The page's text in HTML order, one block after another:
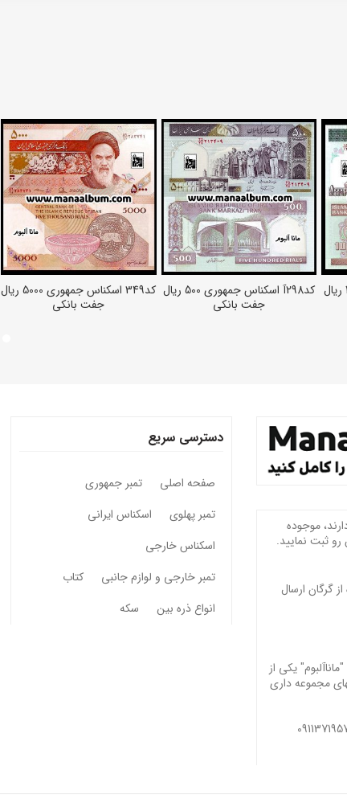
کد340 اسکناس جمهوری 1000 ریال
افزودن به سبد خرید
کد298آ اسکناس جمهوری 500 ریال
جفت بانکی
افزودن به سبد خرید
کد349 اسکناس جمهوری 5000 ریال
جفت بانکی
موجوده
رو ثبت نمایید.
گرگان ارسال
یکی از
مجموعه داری
دسترسی سریع
صفحه اصلی
تمبر جمهوری
تمبر پهلوی
اسکناس ایرانی
اسکناس خارجی
تمبر خارجی و لوازم جانبی
کتاب
انواع ذره بین
سکه